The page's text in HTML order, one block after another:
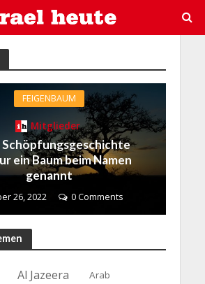
FEIGENBAUM
Mitglieder
Schöpfungsgeschichte
ein Baum beim Namen
genannt
26, 2022 0 Comments
Al Jazeera Arab